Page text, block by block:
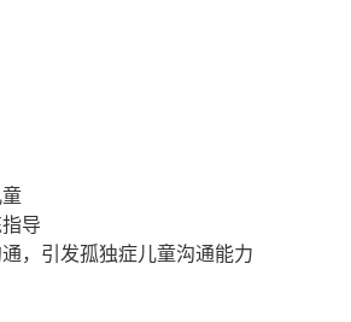
导
，引发孤独症儿童沟通能力